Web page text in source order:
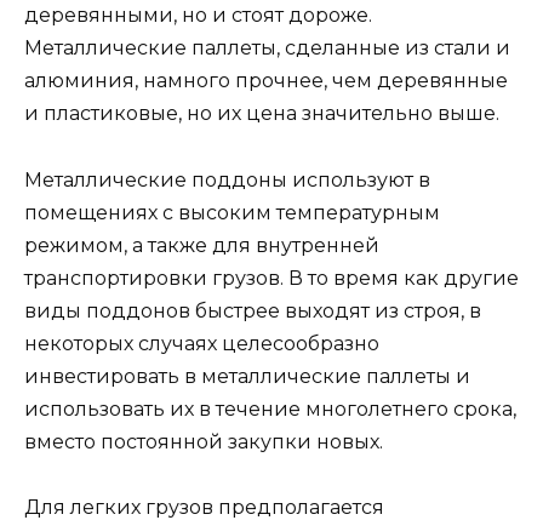
деревянными, но и стоят дороже.
Металлические паллеты, сделанные из стали и
алюминия, намного прочнее, чем деревянные
и пластиковые, но их цена значительно выше.
Металлические поддоны используют в
помещениях с высоким температурным
режимом, а также для внутренней
транспортировки грузов. В то время как другие
виды поддонов быстрее выходят из строя, в
некоторых случаях целесообразно
инвестировать в металлические паллеты и
использовать их в течение многолетнего срока,
вместо постоянной закупки новых.
Для легких грузов предполагается